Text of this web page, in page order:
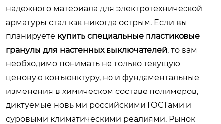
надежного материала для электротехнической
арматуры стал как никогда острым. Если вы
планируете купить специальные пластиковые
гранулы для настенных выключателей, то вам
необходимо понимать не только текущую
ценовую конъюнктуру, но и фундаментальные
изменения в химическом составе полимеров,
диктуемые новыми российскими ГОСТами и
суровыми климатическими реалиями. Рынок